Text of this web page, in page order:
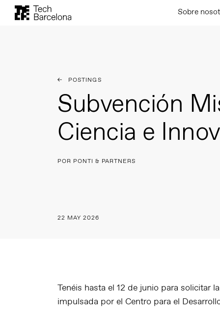
Sobre
POSTINGS
Subvención
Ciencia e
POR PONTI & PARTNERS
22 MAY 2026
Tenéis hasta el 12 de junio para solicitar
impulsada por el Centro para el